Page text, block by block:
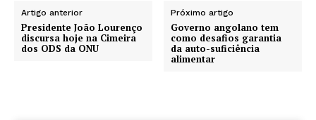
Artigo anterior
Presidente João Lourenço
discursa hoje na Cimeira
dos ODS da ONU
Próximo artigo
Governo angolano tem
como desafios garantia
da auto-suficiência
alimentar